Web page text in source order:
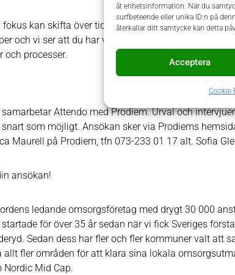
åt enhetsinformation. När du
surfbeteende eller unika ID:n på
återkallar ditt samtycke kan detta
Acceptera
Cookie
fokus kan skifta över tid. Du förväntas hålla dig
och vi ser att du har viljan att kontinuerligt arbeta
och processer.
samarbetar Attendo med Prodiem. Urval och
som möjligt. Ansökan sker via Prodiems
Maurell på Prodiem, tfn 073-233 01 17 alt. Sofia
ansökan!
ledande omsorgsföretag med drygt 30 000
startade för över 35 år sedan när vi fick Sveriges
Sedan dess har fler och fler kommuner valt att
allt fler områden för att klara sina lokala
Nordic Mid Cap.